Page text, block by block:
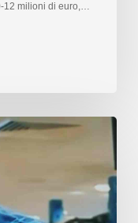
12 milioni di euro,…